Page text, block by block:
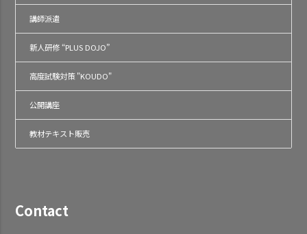
講師派遣
新人研修 “PLUS DOJO”
高度試験対策 "KOUDO"
公開講座
教材テキスト販売
Contact